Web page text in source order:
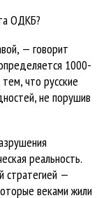
ОДКБ?
— говорит
1000-
что русские
не порушив
реальность.
стратегией —
веками жили